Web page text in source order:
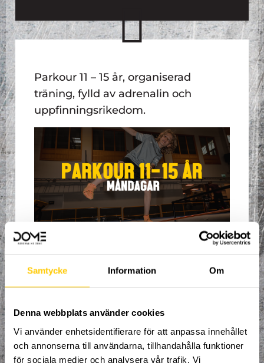
Samtycke Information Om
Denna webbplats använder cookies
Vi använder enhetsidentifierare för att anpassa innehållet
och annonserna till användarna, tillhandahålla funktioner
för sociala medier och analysera vår trafik. Vi
Parkour 11 – 15 år, organiserad
träning, fylld av adrenalin och
uppfinningsrikedom.
Välkommen till en ny termin med
uppfinningsrikedom där du får prova på
ser till att du ständigt utvecklas i den
riktning du brinner för.
Spontanitet, glädje och kamratskap är
våra nyckelord!